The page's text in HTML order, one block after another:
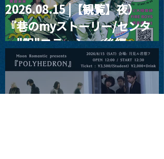
2026.08.15 |【観覧】夜）
『巷のmyストーリー/センタ
ー"訳"フラッシュ⚡️後編』